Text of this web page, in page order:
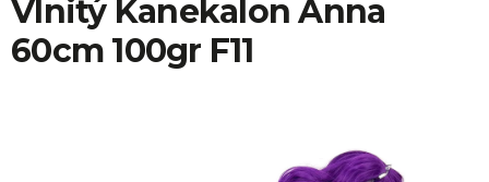
Vlnitý Kanekalon Anna
60cm 100gr F11
e
t